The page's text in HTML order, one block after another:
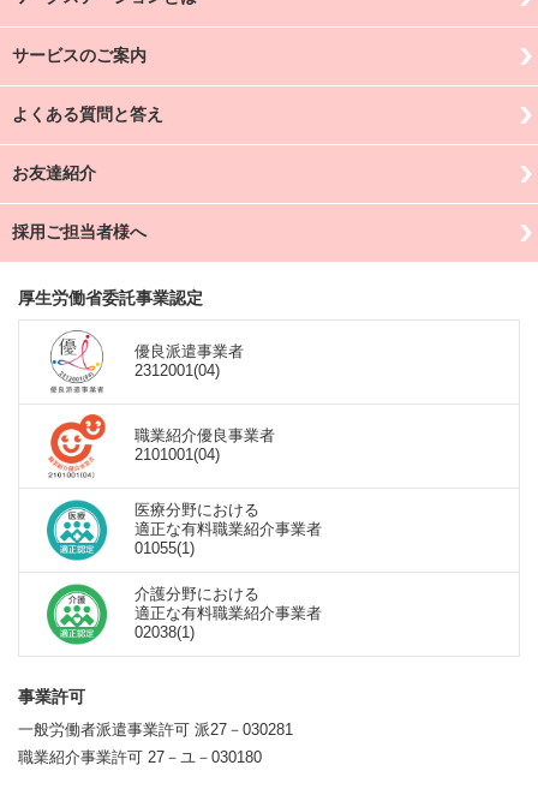
サービスのご案内
よくある質問と答え
お友達紹介
採用ご担当者様へ
厚生労働省委託事業認定
優良派遣事業者
2312001(04)
職業紹介優良事業者
2101001(04)
医療分野における
適正な有料職業紹介事業者
01055(1)
介護分野における
適正な有料職業紹介事業者
02038(1)
事業許可
一般労働者派遣事業許可 派27－030281
職業紹介事業許可 27－ユ－030180